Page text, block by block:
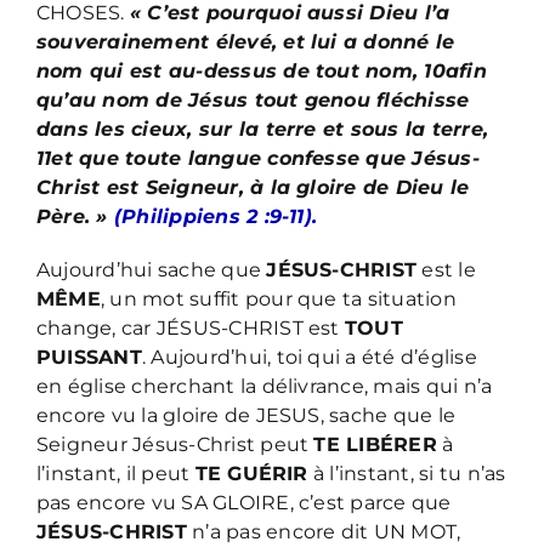
CHOSES. « C’est pourquoi aussi Dieu l’a
souverainement élevé, et lui a donné le
nom qui est au-dessus de tout nom, 10afin
qu’au nom de Jésus tout genou fléchisse
dans les cieux, sur la terre et sous la terre,
11et que toute langue confesse que Jésus-
Christ est Seigneur, à la gloire de Dieu le
Père. » (Philippiens 2 :9-11).
Aujourd’hui sache queJÉSUS-CHRIST est le
MÊME, un mot suffit pour que ta situation
change, car JÉSUS-CHRIST est TOUT
PUISSANT. Aujourd’hui, toi qui a été d’église
en église cherchant la délivrance, mais qui n’a
encore vu la gloire de JESUS, sache que le
Seigneur Jésus-Christ peutTE LIBÉRER à
l’instant, il peut TE GUÉRIR à l’instant, si tu n’as
pas encore vu SA GLOIRE, c’est parce que
JÉSUS-CHRISTn’a pas encore dit UN MOT,